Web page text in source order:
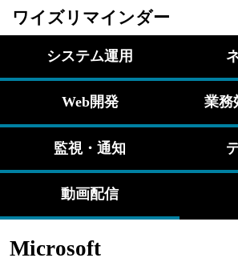
ワイズリマインダー
システム運用
Web開発 業務
監視・通知
動画配信
Microsoft